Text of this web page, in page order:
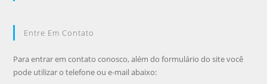
Entre Em Contato
Para entrar em contato conosco, além do formulário do site você
pode utilizar o telefone ou e-mail abaixo: